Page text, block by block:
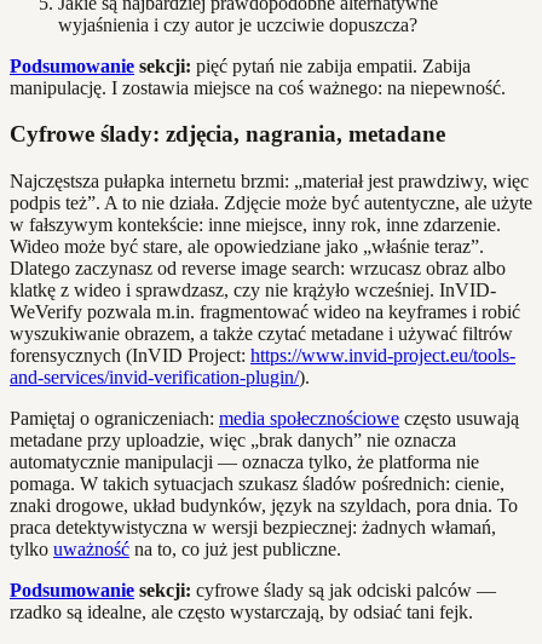
wyjaśnienia i czy autor je uczciwie dopuszcza?
Podsumowanie sekcji: pięć pytań nie zabija empatii. Zabija
manipulację. I zostawia miejsce na coś ważnego: na niepewność.
Cyfrowe ślady: zdjęcia, nagrania, metadane
Najczęstsza pułapka internetu brzmi: „materiał jest prawdziwy, więc
podpis też”. A to nie działa. Zdjęcie może być autentyczne, ale użyte
w fałszywym kontekście: inne miejsce, inny rok, inne zdarzenie.
Wideo może być stare, ale opowiedziane jako „właśnie teraz”.
Dlatego zaczynasz od reverse image search: wrzucasz obraz albo
klatkę z wideo i sprawdzasz, czy nie krążyło wcześniej. InVID-
WeVerify pozwala m.in. fragmentować wideo na keyframes i robić
wyszukiwanie obrazem, a także czytać metadane i używać filtrów
forensycznych (InVID Project: https://www.invid-project.eu/tools-
and-services/invid-verification-plugin/).
Pamiętaj o ograniczeniach: media społecznościowe często usuwają
metadane przy uploadzie, więc „brak danych” nie oznacza
automatycznie manipulacji — oznacza tylko, że platforma nie
pomaga. W takich sytuacjach szukasz śladów pośrednich: cienie,
znaki drogowe, układ budynków, język na szyldach, pora dnia. To
praca detektywistyczna w wersji bezpiecznej: żadnych włamań,
tylko uważność na to, co już jest publiczne.
Podsumowanie sekcji: cyfrowe ślady są jak odciski palców —
rzadko są idealne, ale często wystarczają, by odsiać tani fejk.